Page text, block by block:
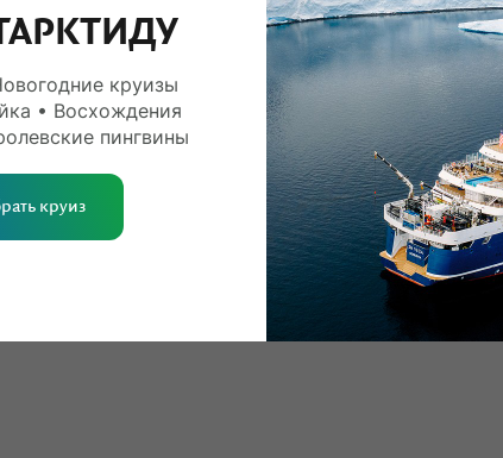
круизы
• Восхождения
пингвины
круиз